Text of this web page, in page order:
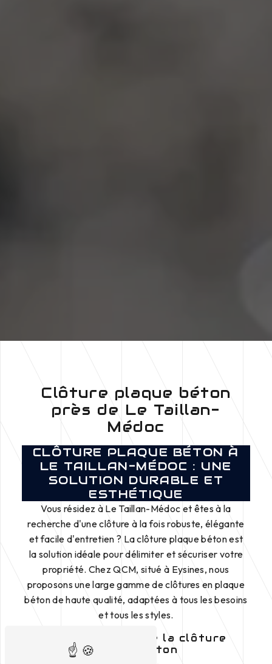
Clôture plaque béton
près de Le Taillan-
Médoc
CLÔTURE PLAQUE BÉTON À
LE TAILLAN-MÉDOC : UNE
SOLUTION DURABLE ET
ESTHÉTIQUE
Vous résidez à Le Taillan-Médoc et êtes à la
recherche d'une clôture à la fois robuste, élégante
et facile d'entretien ? La clôture plaque béton est
la solution idéale pour délimiter et sécuriser votre
propriété. Chez QCM, situé à Eysines, nous
proposons une large gamme de clôtures en plaque
béton de haute qualité, adaptées à tous les besoins
et tous les styles.
Les avantages de la clôture
plaque béton